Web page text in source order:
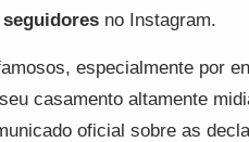
no Instagram.
especialmente por
casamento altamente
oficial sobre as